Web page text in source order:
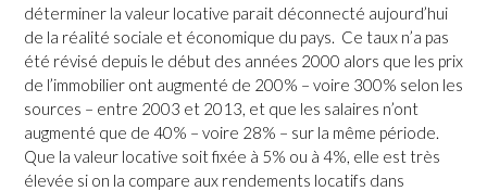
déterminer la valeur locative parait déconnecté aujourd’hui
de la réalité sociale et économique du pays. Ce taux n’a pas
été révisé depuis le début des années 2000 alors que les prix
de l’immobilier ont augmenté de 200% – voire 300% selon les
sources – entre 2003 et 2013, et que les salaires n’ont
augmenté que de 40% – voire 28% – sur la même période.
Que la valeur locative soit fixée à 5% ou à 4%, elle est très
élevée si on la compare aux rendements locatifs dans